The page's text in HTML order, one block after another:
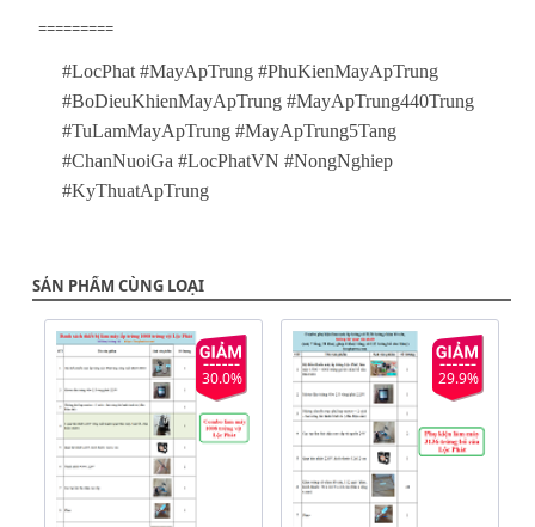
=========
#LocPhat #MayApTrung #PhuKienMayApTrung
#BoDieuKhienMayApTrung #MayApTrung440Trung
#TuLamMayApTrung #MayApTrung5Tang
#ChanNuoiGa #LocPhatVN #NongNghiep
#KyThuatApTrung
SẢN PHẨM CÙNG LOẠI
30.0% 29.9%